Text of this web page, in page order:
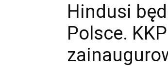
Hindusi
Polsce.